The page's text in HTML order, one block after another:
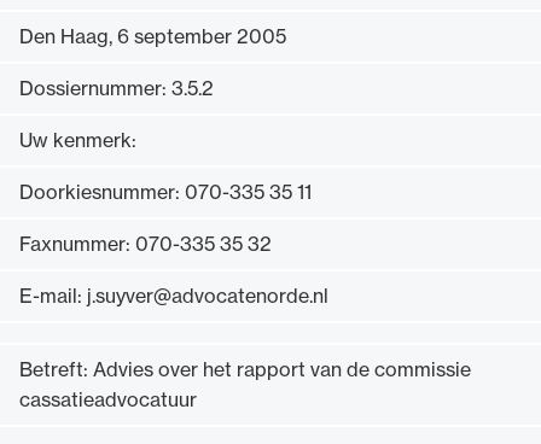
Den Haag, 6 september 2005
Dossiernummer: 3.5.2
Uw kenmerk:
Doorkiesnummer: 070-335 35 11
Faxnummer: 070-335 35 32
E-mail: j.suyver@advocatenorde.nl
Betreft: Advies over het rapport van de commissie
cassatieadvocatuur
de advocatuur (Voda) en de Regeling op de
advocatuur (Roda).
beroepsuitoefening: van de advocatenpas tot
het rechtsgebiedenregister en